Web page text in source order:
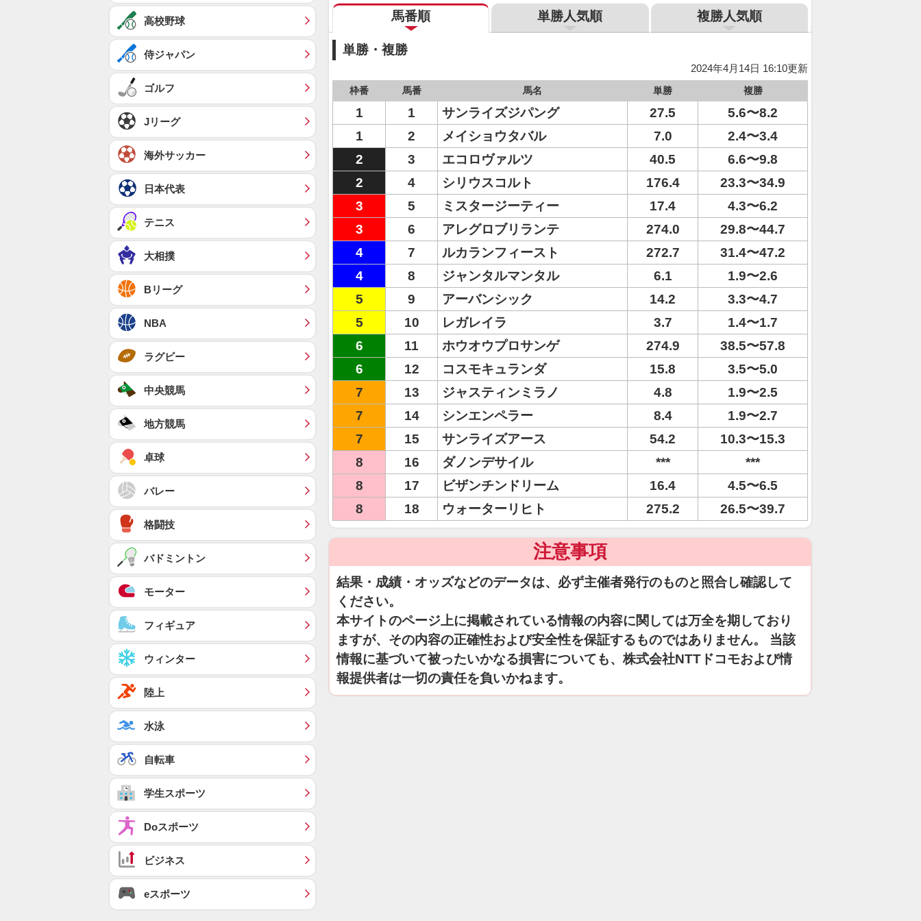
馬番順 単勝人気順 複勝人気順
単勝・複勝
2024年4月14日 16:10更新
枠番 馬番 馬名 単勝 複勝
1 1 サンライズジパング 27.5
5.6〜8.2
1
2 メイショウタバル 7.0
2.4〜3.4
2
3 エコロヴァルツ 40.5
6.6〜9.8
2
4 シリウスコルト 176.4
23.3〜34.9
3
5 ミスタージーティー 17.4
4.3〜6.2
3
6 アレグロブリランテ 274.0
29.8〜44.7
4
7 ルカランフィースト 272.7
31.4〜47.2
4
8 ジャンタルマンタル 6.1
1.9〜2.6
5
9 アーバンシック 14.2
3.3〜4.7
5
10 レガレイラ 3.7
1.4〜1.7
6
11 ホウオウプロサンゲ 274.9
38.5〜57.8
6
12 コスモキュランダ 15.8
3.5〜5.0
7
13 ジャスティンミラノ 4.8
1.9〜2.5
7
14 シンエンペラー 8.4
1.9〜2.7
7
15 サンライズアース 54.2
10.3〜15.3
8
16 ダノンデサイル ***
***
8
17 ビザンチンドリーム 16.4
4.5〜6.5
8
18 ウォーターリヒト 275.2 26.5〜39.7
注意事項
結果・成績・オッズなどのデータは、必ず主催者発行のものと照合し確認して
ください。
本サイトのページ上に掲載されている情報の内容に関しては万全を期しており
ますが、その内容の正確性および安全性を保証するものではありません。 当該
情報に基づいて被ったいかなる損害についても、株式会社NTTドコモおよび情
報提供者は一切の責任を負いかねます。
高校野球
侍ジャパン
ゴルフ
Jリーグ
海外サッカー
日本代表
テニス
大相撲
Bリーグ
NBA
ラグビー
中央競馬
地方競馬
卓球
バレー
格闘技
バドミントン
モーター
フィギュア
ウィンター
陸上
水泳
自転車
学生スポーツ
Doスポーツ
ビジネス
eスポーツ